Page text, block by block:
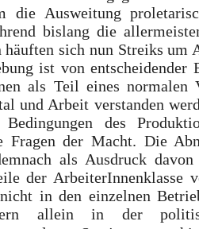
die Ausweitung
bislang die
häuften sich nun Streiks
ist von entscheidender
als Teil eines normalen
und Arbeit verstanden
des
Fragen der Macht. Die
als Ausdruck davon
der ArbeiterInnenklasse
in den einzelnen
allein in der